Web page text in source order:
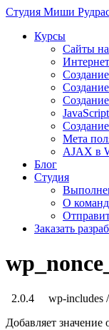
Студия Миши
Курсы
Сайты на
Мета
AJAX в
Блог
Студия
О
Заказать
2.0.4 wp-includes
Добавляет значение